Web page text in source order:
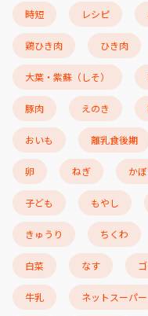
時短 レシピ
鶏ひき肉 ひき肉
大葉・紫蘇（しそ）
豚肉 えのき
おいも 離乳食後期
卵 ねぎ か
子ども もやし
きゅうり ちくわ
白菜 なす
牛乳 ネットスーパー